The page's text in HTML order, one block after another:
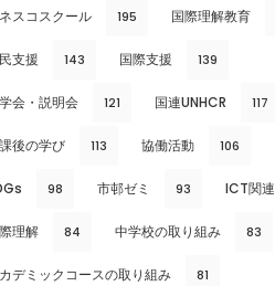
スコスクール 195 国際理解教育
支援 143 国際支援 139
会・説明会 121 国連UNHCR 117
後の学び 113 協働活動 106
98 市邨ゼミ 93 ICT関連
理解 84 中学校の取り組み 83
デミックコースの取り組み 81